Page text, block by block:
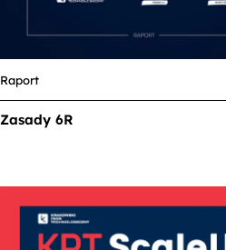
Raport
Zasady 6R